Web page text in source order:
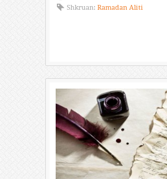
Shkruan: Ramadan Aliti